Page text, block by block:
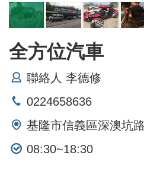
全方位汽車
聯絡人 李德修
0224658636
基隆市信義區深澳坑
08:30~18:30